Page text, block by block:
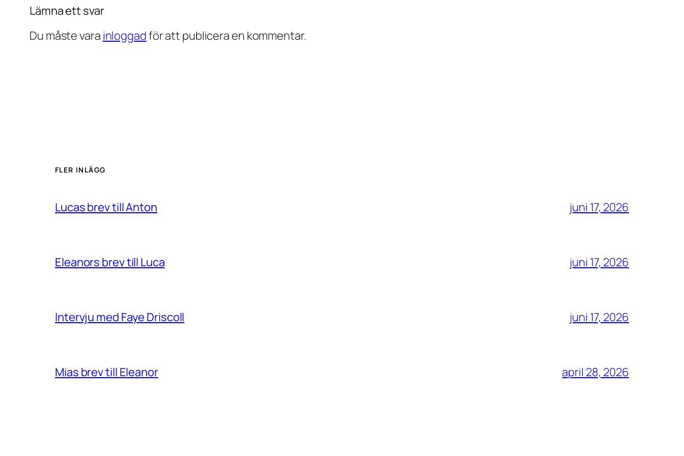
Lämna ett svar
Du måste vara inloggadför att publicera en kommentar.
FLER INLÄGG
Lucas brev till Anton juni 17, 2026
Eleanors brev till Luca juni 17, 2026
Intervju med Faye Driscoll juni 17, 2026
Mias brev till Eleanor april 28, 2026